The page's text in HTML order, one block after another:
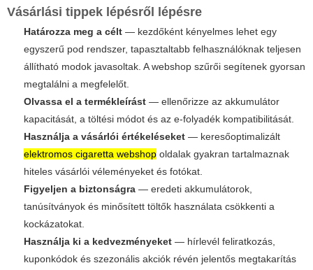
Vásárlási tippek lépésről lépésre
Határozza meg a célt — kezdőként kényelmes lehet egy
egyszerű pod rendszer, tapasztaltabb felhasználóknak teljesen
állítható modok javasoltak. A webshop szűrői segítenek gyorsan
megtalálni a megfelelőt.
Olvassa el a termékleírást — ellenőrizze az akkumulátor
kapacitását, a töltési módot és az e-folyadék kompatibilitását.
Használja a vásárlói értékeléseket — keresőoptimalizált
elektromos cigaretta webshop oldalak gyakran tartalmaznak
hiteles vásárlói véleményeket és fotókat.
Figyeljen a biztonságra — eredeti akkumulátorok,
tanúsítványok és minősített töltők használata csökkenti a
kockázatokat.
Használja ki a kedvezményeket — hírlevél feliratkozás,
kuponkódok és szezonális akciók révén jelentős megtakarítás